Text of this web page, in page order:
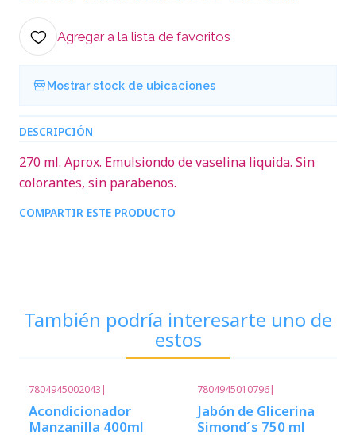
Agregar a la lista de favoritos
Mostrar stock de ubicaciones
DESCRIPCIÓN
270 ml. Aprox. Emulsiondo de vaselina liquida. Sin
colorantes, sin parabenos.
COMPARTIR ESTE PRODUCTO
También podría interesarte uno de
estos
7804945002043 |
Acondicionador
Manzanilla 400ml
7804945010796|
Jabón de Glicerina
Simond´s 750 ml